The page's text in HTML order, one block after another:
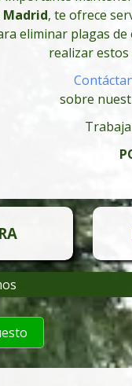
Madrid, te ofrece
eliminar plagas
realizar
sobre